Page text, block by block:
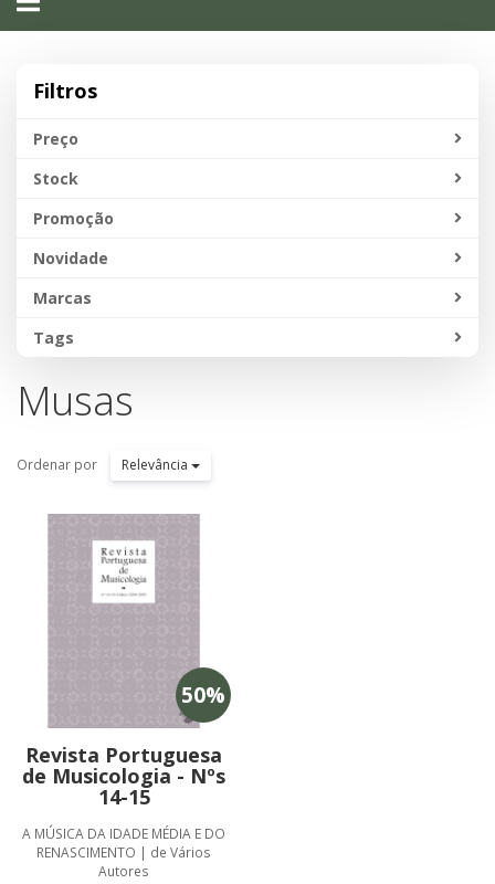
navigation
Filtros
Preço
Stock
Promoção
Novidade
Marcas
Tags
Musas
Ordenar por Relevância
50%
Revista Portuguesa
de Musicologia - Nºs
14-15
A MÚSICA DA IDADE MÉDIA E DO
RENASCIMENTO | de Vários
Autores